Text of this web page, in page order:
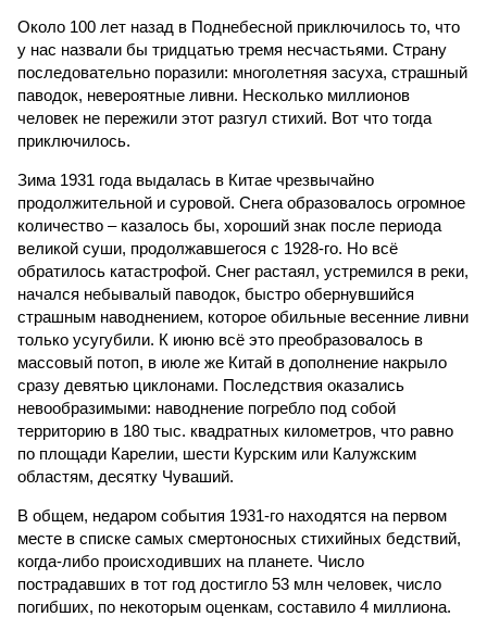
Около 100 лет назад в Поднебесной приключилось то, что
у нас назвали бы тридцатью тремя несчастьями. Страну
последовательно поразили: многолетняя засуха, страшный
паводок, невероятные ливни. Несколько миллионов
человек не пережили этот разгул стихий. Вот что тогда
приключилось.
Зима 1931 года выдалась в Китае чрезвычайно
продолжительной и суровой. Снега образовалось огромное
количество – казалось бы, хороший знак после периода
великой суши, продолжавшегося с 1928-го. Но всё
обратилось катастрофой. Снег растаял, устремился в реки,
начался небывалый паводок, быстро обернувшийся
страшным наводнением, которое обильные весенние ливни
только усугубили. К июню всё это преобразовалось в
массовый потоп, в июле же Китай в дополнение накрыло
сразу девятью циклонами. Последствия оказались
невообразимыми: наводнение погребло под собой
территорию в 180 тыс. квадратных километров, что равно
по площади Карелии, шести Курским или Калужским
областям, десятку Чуваший.
В общем, недаром события 1931-го находятся на первом
месте в списке самых смертоносных стихийных бедствий,
когда-либо происходивших на планете. Число
пострадавших в тот год достигло 53 млн человек, число
погибших, по некоторым оценкам, составило 4 миллиона.